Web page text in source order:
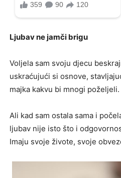
Ljubav ne jamči brigu
Voljela sam svoju djecu
uskraćujući si osnove,
majka kakvu bi mnogi poželjeli.
Ali kad sam ostala sama i
ljubav nije isto što i
Imaju svoje živote, svoje